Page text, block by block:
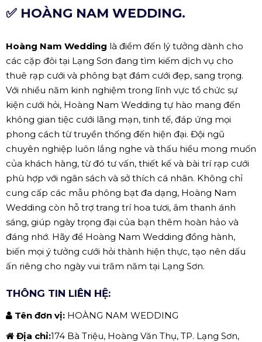
✅ HOÀNG NAM WEDDING.
Hoàng Nam Wedding là điểm đến lý tưởng dành cho
các cặp đôi tại Lạng Sơn đang tìm kiếm dịch vụ cho
thuê rạp cưới và phông bạt đám cưới đẹp, sang trọng.
Với nhiều năm kinh nghiệm trong lĩnh vực tổ chức sự
kiện cưới hỏi, Hoàng Nam Wedding tự hào mang đến
không gian tiệc cưới lãng mạn, tinh tế, đáp ứng mọi
phong cách từ truyền thống đến hiện đại. Đội ngũ
chuyên nghiệp luôn lắng nghe và thấu hiểu mong muốn
của khách hàng, từ đó tư vấn, thiết kế và bài trí rạp cưới
phù hợp với ngân sách và sở thích cá nhân. Không chỉ
cung cấp các mẫu phông bạt đa dạng, Hoàng Nam
Wedding còn hỗ trợ trang trí hoa tươi, âm thanh ánh
sáng, giúp ngày trọng đại của bạn thêm hoàn hảo và
đáng nhớ. Hãy để Hoàng Nam Wedding đồng hành,
biến mọi ý tưởng cưới hỏi thành hiện thực, tạo nên dấu
ấn riêng cho ngày vui trăm năm tại Lạng Sơn.
THÔNG TIN LIÊN HỆ:
Tên đơn vị: HOÀNG NAM WEDDING
Địa chỉ:174 Bà Triệu, Hoàng Văn Thụ, TP. Lạng Sơn,